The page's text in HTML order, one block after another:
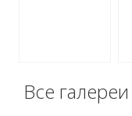
Все галереи